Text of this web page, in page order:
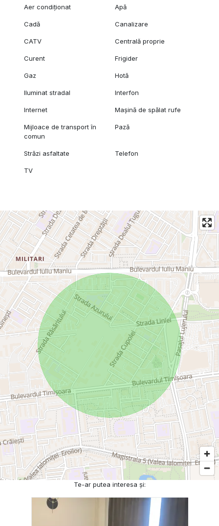
Aer condiționat Apă
Cadă Canalizare
CATV Centrală proprie
Curent Frigider
Gaz Hotă
Iluminat stradal Interfon
Internet Mașină de spălat rufe
Mijloace de transport în
comun
Pază
Străzi asfaltate Telefon
TV
Te-ar putea interesa și: